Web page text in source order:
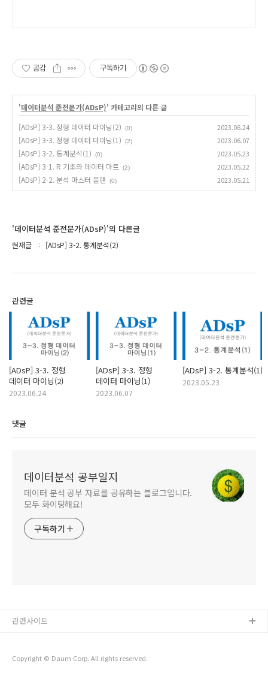
공감 구독하기
'데이터분석 준전문가(ADsP)' 카테고리의 다른 글
[ADsP] 3-3. 정형 데이터 마이닝(2)
(0) 2023.06.24
[ADsP] 3-3. 정형 데이터 마이닝(1) (2) 2023.06.07
[ADsP] 3-2. 통계분석(1) (0) 2023.05.23
[ADsP] 3-1. R 기초와 데이터 마트 (2) 2023.05.22
[ADsP] 2-2. 분석 마스터 플랜 (0) 2023.05.21
'데이터분석 준전문가(ADsP)'의 다른글
현재글 [ADsP] 3-2. 통계분석(2)
관련글
[ADsP] 3-3. 정형
데이터 마이닝(2)
2023.06.24
[ADsP] 3-3. 정형
데이터 마이닝(1)
2023.06.07
[ADsP] 3-2. 통계분석(1)
2023.05.23
댓글
데이터분석 공부일지
데이터 분석 공부 자료를 공유하는 블로그입니다.
모두 화이팅해요!
구독하기
Copyright © Daum Corp. All rights reserved.
관련사이트